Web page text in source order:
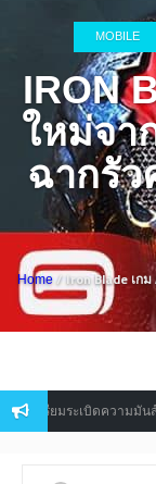
MOBILE
IRON
ใหม่จา
ฉากรั
Home/ Iron Blade เกม
ยมระเบิดความมันส์ สิงหา